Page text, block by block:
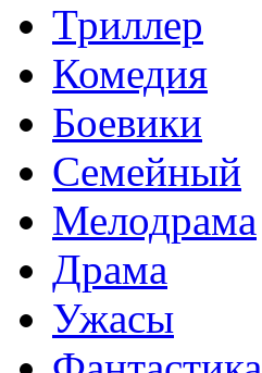
Триллер
Комедия
Боевики
Семейный
Мелодрама
Драма
Ужасы